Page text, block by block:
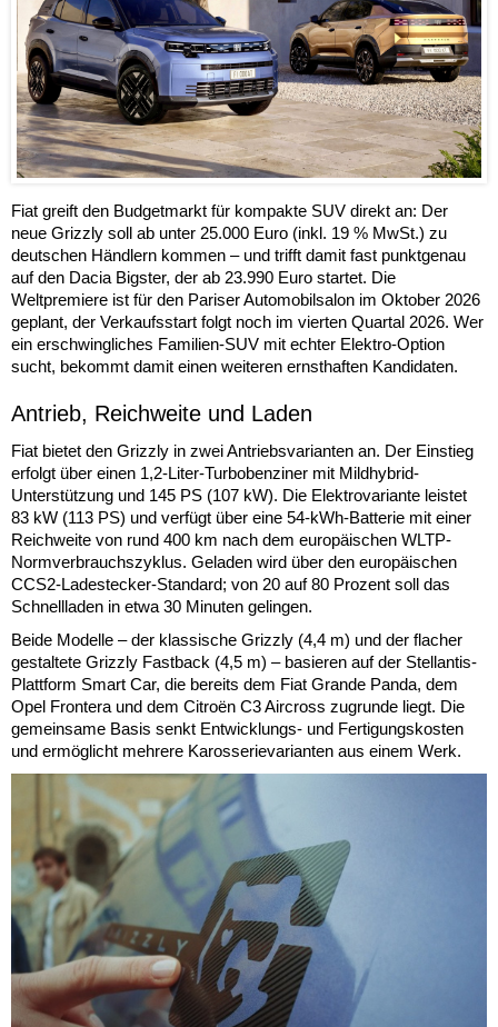
Fiat greift den Budgetmarkt für kompakte SUV direkt an: Der
neue Grizzly soll ab unter 25.000 Euro (inkl. 19 % MwSt.) zu
deutschen Händlern kommen – und trifft damit fast punktgenau
auf den Dacia Bigster, der ab 23.990 Euro startet. Die
Weltpremiere ist für den Pariser Automobilsalon im Oktober 2026
geplant, der Verkaufsstart folgt noch im vierten Quartal 2026. Wer
ein erschwingliches Familien-SUV mit echter Elektro-Option
sucht, bekommt damit einen weiteren ernsthaften Kandidaten.
Antrieb, Reichweite und Laden
Fiat bietet den Grizzly in zwei Antriebsvarianten an. Der Einstieg
erfolgt über einen 1,2-Liter-Turbobenziner mit Mildhybrid-
Unterstützung und 145 PS (107 kW). Die Elektrovariante leistet
83 kW (113 PS) und verfügt über eine 54-kWh-Batterie mit einer
Reichweite von rund 400 km nach dem europäischen WLTP-
Normverbrauchszyklus. Geladen wird über den europäischen
CCS2-Ladestecker-Standard; von 20 auf 80 Prozent soll das
Schnellladen in etwa 30 Minuten gelingen.
Beide Modelle – der klassische Grizzly (4,4 m) und der flacher
gestaltete Grizzly Fastback (4,5 m) – basieren auf der Stellantis-
Plattform Smart Car, die bereits dem Fiat Grande Panda, dem
Opel Frontera und dem Citroën C3 Aircross zugrunde liegt. Die
gemeinsame Basis senkt Entwicklungs- und Fertigungskosten
und ermöglicht mehrere Karosserievarianten aus einem Werk.